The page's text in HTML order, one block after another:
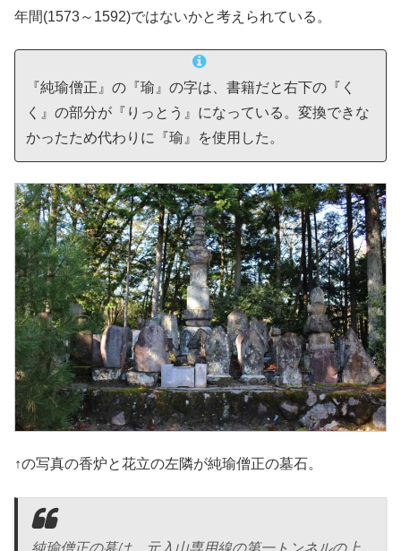
年間(1573～1592)ではないかと考えられている。
『純瑜僧正』の『瑜』の字は、書籍だと右下の『く
く』の部分が『りっとう』になっている。変換できな
かったため代わりに『瑜』を使用した。
↑の写真の香炉と花立の左隣が純瑜僧正の墓石。
純瑜僧正の墓は、元入山専用線の第一トンネルの上